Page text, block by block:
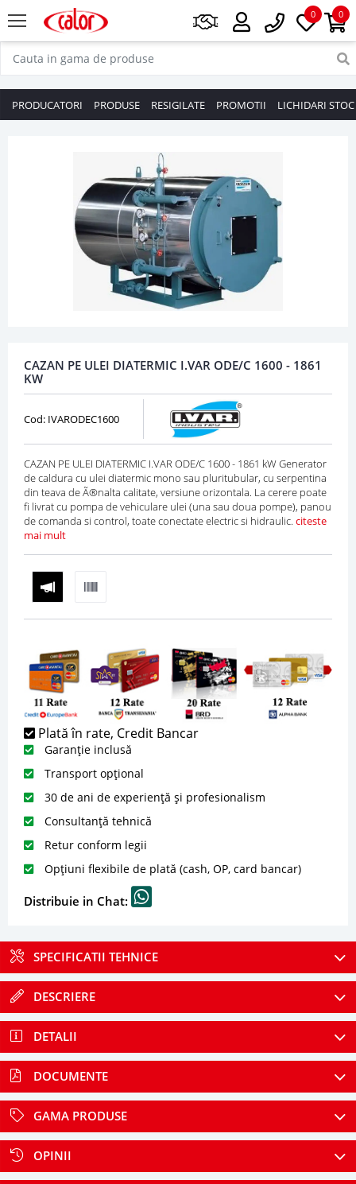
0
0
PRODUCATORI PRODUSE RESIGILATE PROMOTII LICHIDARI STOC
CAZAN PE ULEI DIATERMIC I.VAR ODE/C 1600 - 1861
KW
Cod: IVARODEC1600
CAZAN PE ULEI DIATERMIC I.VAR ODE/C 1600 - 1861 kW Generator
de caldura cu ulei diatermic mono sau pluritubular, cu serpentina
din teava de Ã®nalta calitate, versiune orizontala. La cerere poate
fi livrat cu pompa de vehiculare ulei (una sau doua pompe), panou
de comanda si control, toate conectate electric si hidraulic. citeste
mai mult
Plată în rate, Credit Bancar
Garanție inclusă
Transport opțional
30 de ani de experiență și profesionalism
Consultanță tehnică
Retur conform legii
Opțiuni flexibile de plată (cash, OP, card bancar)
Distribuie in Chat:
SPECIFICATII TEHNICE
DESCRIERE
DETALII
DOCUMENTE
GAMA PRODUSE
OPINII